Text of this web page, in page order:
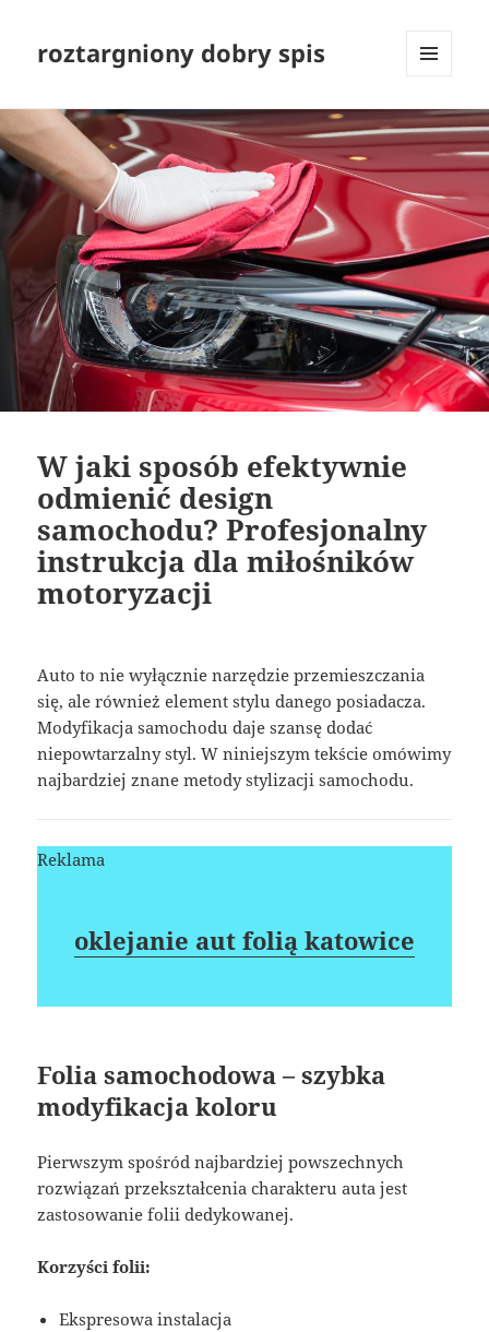
roztargniony dobry spis
WIDGETY
W jaki sposób efektywnie
odmienić design
samochodu? Profesjonalny
instrukcja dla miłośników
motoryzacji
Auto to nie wyłącznie narzędzie przemieszczania
się, ale również element stylu danego posiadacza.
Modyfikacja samochodu daje szansę dodać
niepowtarzalny styl. W niniejszym tekście omówimy
najbardziej znane metody stylizacji samochodu.
Reklama
oklejanie aut folią katowice
Folia samochodowa – szybka
modyfikacja koloru
Pierwszym spośród najbardziej powszechnych
rozwiązań przekształcenia charakteru auta jest
zastosowanie folii dedykowanej.
Korzyści folii:
Ekspresowa instalacja